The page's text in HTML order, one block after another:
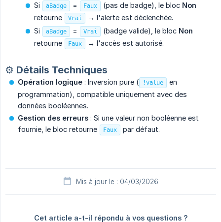
Si
aBadge = Faux (pas de badge), le bloc Non
retourne
Vrai
→ l'alerte est déclenchée.
Si
aBadge = Vrai (badge valide), le bloc Non
retourne
Faux → l'accès est autorisé.
⚙️ Détails Techniques
Opération logique : Inversion pure ( !value
en
programmation), compatible uniquement avec des
données booléennes.
Gestion des erreurs : Si une valeur non booléenne est
fournie, le bloc retourne
Faux par défaut.
Mis à jour le : 04/03/2026
Cet article a-t-il répondu à vos questions ?